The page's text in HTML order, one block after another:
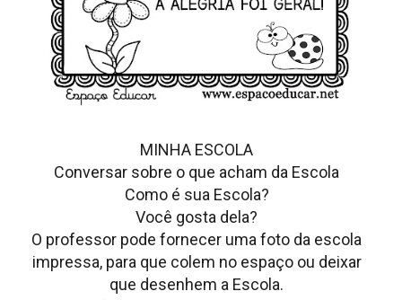
MINHA ESCOLA
Conversar sobre o que acham da Escola
Como é sua Escola?
Você gosta dela?
O professor pode fornecer uma foto da escola
impressa, para que colem no espaço ou deixar
que desenhem a Escola.